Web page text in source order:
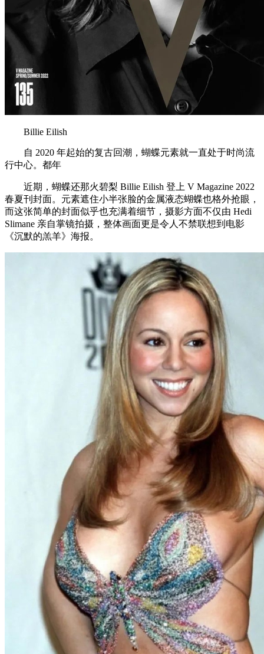
Billie Eilish
自 2020 年起始的复古回潮，蝴蝶元素就一直处于时尚流
行中心。都年
近期，蝴蝶还那火碧梨 Billie Eilish 登上 V Magazine 2022
春夏刊封面。元素遮住小半张脸的金属液态蝴蝶也格外抢眼，
而这张简单的封面似乎也充满着细节，摄影方面不仅由 Hedi
Slimane 亲自掌镜拍摄，整体画面更是令人不禁联想到电影
《沉默的羔羊》海报。